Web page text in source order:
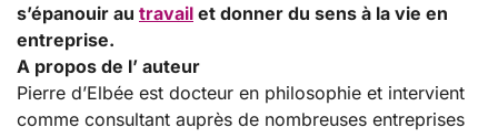
s’épanouir au travail et donner du sens à la vie en
entreprise.
A propos de l’ auteur
Pierre d’Elbée est docteur en philosophie et intervient
comme consultant auprès de nombreuses entreprises